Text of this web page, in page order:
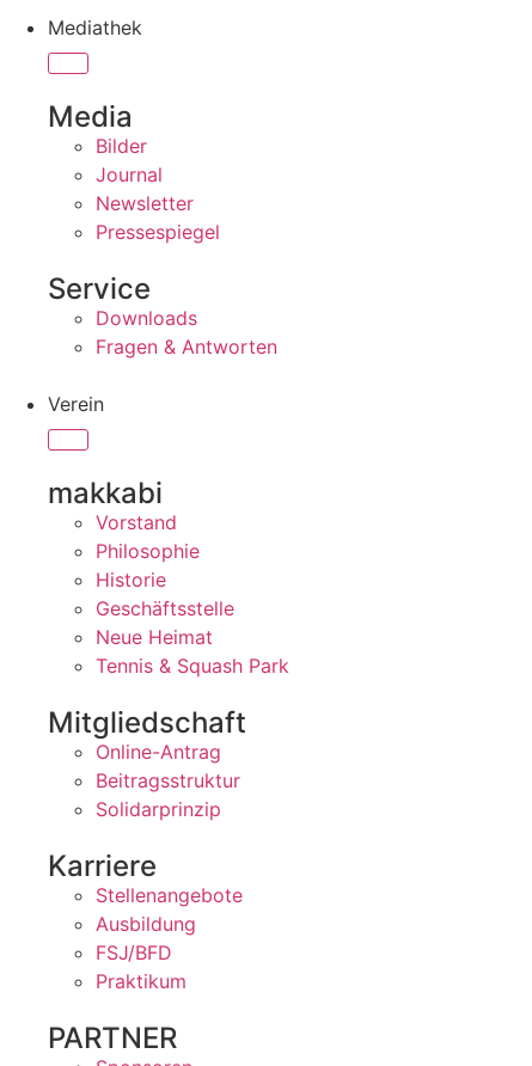
Mediathek
Media
Bilder
Journal
Newsletter
Pressespiegel
Service
Downloads
Fragen & Antworten
Verein
makkabi
Vorstand
Philosophie
Historie
Geschäftsstelle
Neue Heimat
Tennis & Squash Park
Mitgliedschaft
Online-Antrag
Beitragsstruktur
Solidarprinzip
Karriere
Stellenangebote
Ausbildung
FSJ/BFD
Praktikum
PARTNER